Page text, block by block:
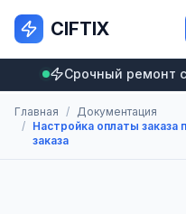
CIFTIX
Срочный ремонт
Главная / Документация
/ Настройка оплаты
заказа